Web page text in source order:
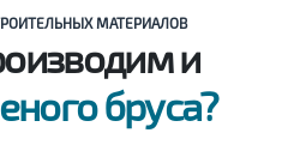
МАТЕРИАЛОВ
и
бруса?